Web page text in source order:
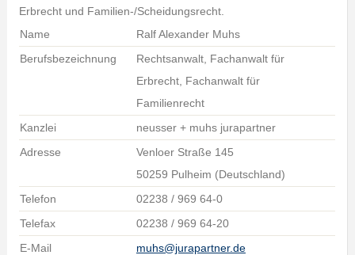
Erbrecht und Familien-/Scheidungsrecht.
Name
Ralf Alexander Muhs
Berufsbezeichnung
Rechtsanwalt, Fachanwalt für
Erbrecht, Fachanwalt für
Familienrecht
Kanzlei
neusser + muhs jurapartner
Adresse
Venloer Straße 145
50259 Pulheim (Deutschland)
Telefon
02238 / 969 64-0
Telefax
02238 / 969 64-20
E-Mail
muhs@jurapartner.de